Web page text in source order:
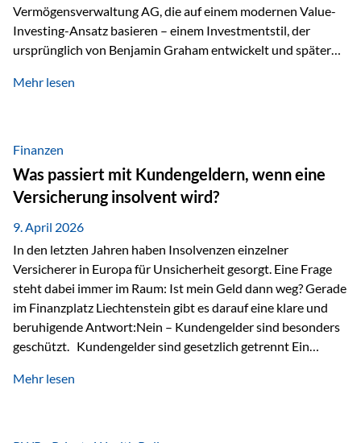
Vermögensverwaltung AG, die auf einem modernen Value-
Investing-Ansatz basieren – einem Investmentstil, der
ursprünglich von Benjamin Graham entwickelt und später
Modernes Value Investing als Grundlage Der
Fokus stehen Unternehmen, deren Börsenkurs unter ihrem
inneren Wert liegt. Neben klassischen
Bewertungskennzahlen werden auch qualitative Faktoren
wie Geschäftsmodell, Wettbewerbsvorteile und
Managementqualität…
Mehr lesen
Finanzen
Was passiert mit Kundengeldern, wenn eine
Versicherung insolvent wird?
9. April 2026
In den letzten Jahren haben Insolvenzen einzelner
Versicherer in Europa für Unsicherheit gesorgt. Eine Frage
steht dabei immer im Raum: Ist mein Geld dann weg? Gerade
im Finanzplatz Liechtenstein gibt es darauf eine klare und
beruhigende Antwort:Nein – Kundengelder sind besonders
geschützt. Kundengelder sind gesetzlich getrennt Ein
sogenannte Sondermasse. Das bedeutet:Die
Mehr lesen